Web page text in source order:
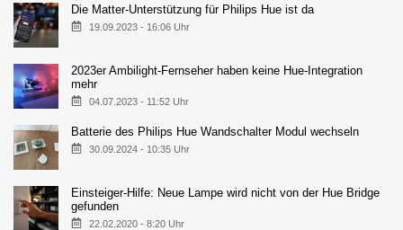
Die Matter-Unterstützung für Philips Hue ist da
19.09.2023 - 16:06 Uhr
2023er Ambilight-Fernseher haben keine Hue-Integration
mehr
04.07.2023 - 11:52 Uhr
Batterie des Philips Hue Wandschalter Modul wechseln
30.09.2024 - 10:35 Uhr
Einsteiger-Hilfe: Neue Lampe wird nicht von der Hue Bridge
gefunden
22.02.2020 - 8:20 Uhr